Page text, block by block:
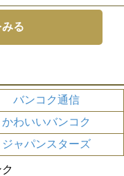
る
バンコク通信
かわいいバンコク
ジャパンスターズ